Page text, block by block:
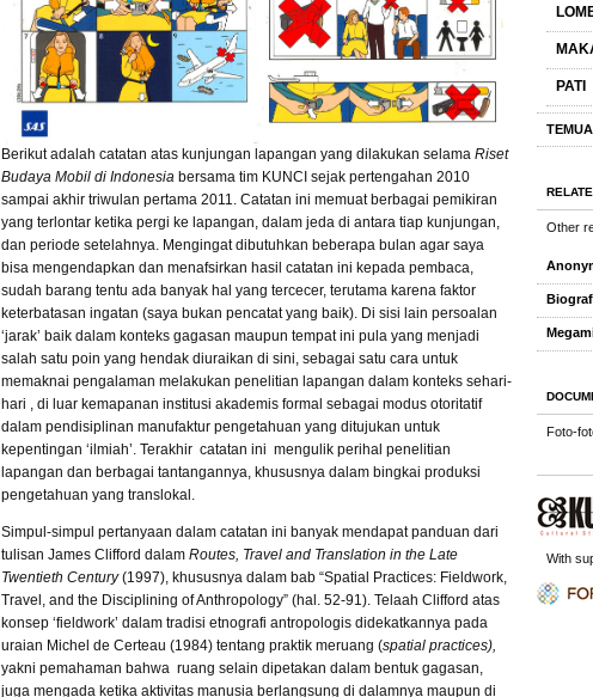
Berikut adalah catatan atas kunjungan lapangan yang dilakukan selama Riset
Budaya Mobil di Indonesia bersama tim KUNCI sejak pertengahan 2010
sampai akhir triwulan pertama 2011. Catatan ini memuat berbagai pemikiran
yang terlontar ketika pergi ke lapangan, dalam jeda di antara tiap kunjungan,
dan periode setelahnya. Mengingat dibutuhkan beberapa bulan agar saya
bisa mengendapkan dan menafsirkan hasil catatan ini kepada pembaca,
sudah barang tentu ada banyak hal yang tercecer, terutama karena faktor
keterbatasan ingatan (saya bukan pencatat yang baik). Di sisi lain persoalan
‘jarak’ baik dalam konteks gagasan maupun tempat ini pula yang menjadi
salah satu poin yang hendak diuraikan di sini, sebagai satu cara untuk
memaknai pengalaman melakukan penelitian lapangan dalam konteks sehari-
hari , di luar kemapanan institusi akademis formal sebagai modus otoritatif
dalam pendisiplinan manufaktur pengetahuan yang ditujukan untuk
kepentingan ‘ilmiah’. Terakhir catatan ini mengulik perihal penelitian
lapangan dan berbagai tantangannya, khususnya dalam bingkai produksi
pengetahuan yang translokal.
Simpul-simpul pertanyaan dalam catatan ini banyak mendapat panduan dari
tulisan James Clifford dalam Routes, Travel and Translation in the Late
Twentieth Century(1997), khususnya dalam bab “Spatial Practices: Fieldwork,
Travel, and the Disciplining of Anthropology” (hal. 52-91). Telaah Clifford atas
konsep ‘fieldwork’ dalam tradisi etnografi antropologis didekatkannya pada
uraian Michel de Certeau (1984) tentang praktik meruang (spatial practices),
yakni pemahaman bahwa ruang selain dipetakan dalam bentuk gagasan,
juga mengada ketika aktivitas manusia berlangsung di dalamnya maupun di
PATI
Other
Foto-
With